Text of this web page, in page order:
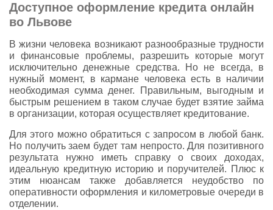
Доступное оформление кредита онлайн
во Львове
В жизни человека возникают разнообразные трудности
и финансовые проблемы, разрешить которые могут
исключительно денежные средства. Но не всегда, в
нужный момент, в кармане человека есть в наличии
необходимая сумма денег. Правильным, выгодным и
быстрым решением в таком случае будет взятие займа
в организации, которая осуществляет кредитование.
Для этого можно обратиться с запросом в любой банк.
Но получить заем будет там непросто. Для позитивного
результата нужно иметь справку о своих доходах,
идеальную кредитную историю и поручителей. Плюс к
этим нюансам также добавляется неудобство по
оперативности оформления и километровые очереди в
отделении.